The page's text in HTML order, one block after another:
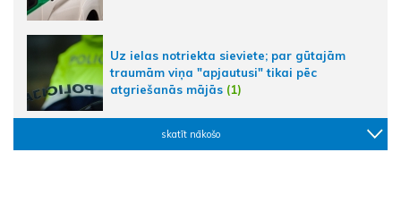
Uz ielas notriekta sieviete; par gūtajām
traumām viņa "apjautusi" tikai pēc
atgriešanās mājās (1)
skatīt nākošo